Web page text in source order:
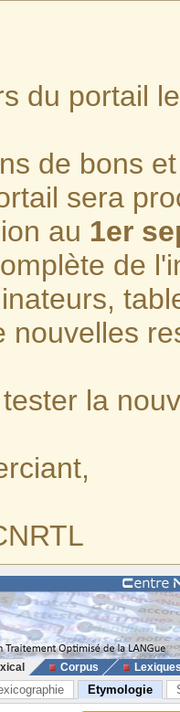
du portail
de bons
sera
au 1er
de
nouvelles
la
Corpus
Etymologie